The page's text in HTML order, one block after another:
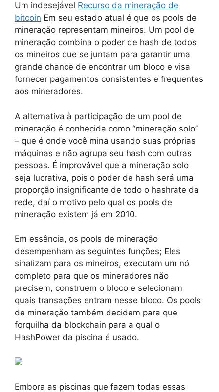
Um indesejável Recurso da mineração de
bitcoin Em seu estado atual é que os pools de
mineração representam mineiros. Um pool de
mineração combina o poder de hash de todos
os mineiros que se juntam para garantir uma
grande chance de encontrar um bloco e visa
fornecer pagamentos consistentes e frequentes
aos mineradores.
A alternativa à participação de um pool de
mineração é conhecida como “mineração solo”
– que é onde você mina usando suas próprias
máquinas e não agrupa seu hash com outras
pessoas. É improvável que a mineração solo
seja lucrativa, pois o poder de hash será uma
proporção insignificante de todo o hashrate da
rede, daí o motivo pelo qual os pools de
mineração existem já em 2010.
Em essência, os pools de mineração
desempenham as seguintes funções; Eles
sinalizam para os mineiros, executam um nó
completo para que os mineradores não
precisem, construem o bloco e selecionam
quais transações entram nesse bloco. Os pools
de mineração também decidem para que
forquilha da blockchain para a qual o
HashPower da piscina é usado.
Embora as piscinas que fazem todas essas